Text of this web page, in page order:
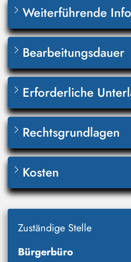
Weiterführende
Bearbeitungsdauer
Erforderliche
Rechtsgrundlagen
Kosten
Zuständige Stelle
Bürgerbüro